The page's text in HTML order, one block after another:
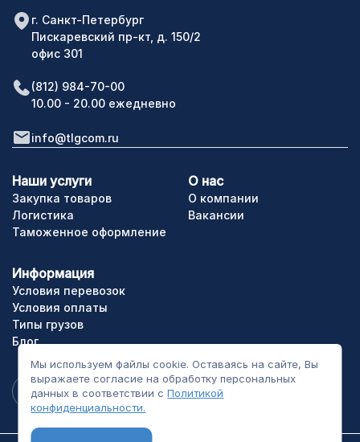
Мы используем файлы cookie. Оставаясь на сайте, Вы
выражаете согласие на обработку персональных
данных в соответствии сПолитикой
конфиденциальности.
г. Санкт-Петербург
Пискаревский пр-кт, д. 150/2
офис 301
(812) 984-70-00
10.00 - 20.00 ежедневно
info@tlgcom.ru
Закупка товаров
Наши услуги
Логистика
Таможенное оформление
О нас
О компании
Вакансии
Информация
Условия перевозок
Условия оплаты
Типы грузов
Блог